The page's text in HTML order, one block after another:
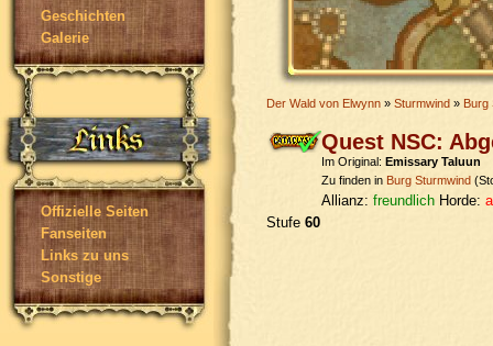
Geschichten
Galerie
Offizielle Seiten
Fanseiten
Links zu uns
Sonstige
Der Wald von Elwynn » Sturmwind » Burg
Quest NSC:
Im Original: Emissary Taluun
Zu finden in Burg Sturmwind
Allianz: freundlich Horde:
Stufe 60